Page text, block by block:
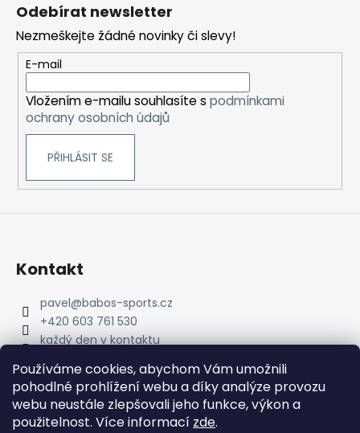
Používáme cookies, abychom Vám umožnili
pohodlné prohlížení webu a díky analýze provozu
webu neustále zlepšovali jeho funkce, výkon a
použitelnost. Více informací zde.
Odebírat newsletter
Nezmeškejte žádné novinky či slevy!
E-mail
Vložením e-mailu souhlasíte s podmínkami
ochrany osobních údajů
PŘIHLÁSIT SE
Kontakt
pavel@babos-sports.cz
+420 603 761 530
každý den v kontaktu